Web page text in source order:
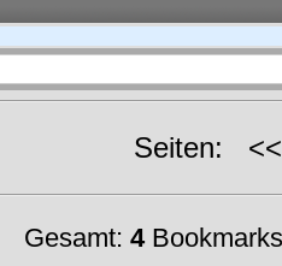
Seiten:
Gesamt: 4